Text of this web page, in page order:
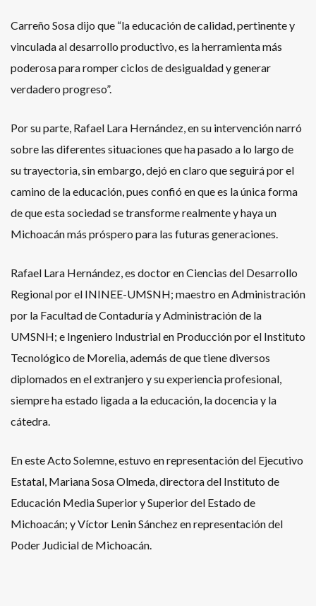
Carreño Sosa dijo que “la educación de calidad, pertinente y
vinculada al desarrollo productivo, es la herramienta más
poderosa para romper ciclos de desigualdad y generar
verdadero progreso”.
Por su parte, Rafael Lara Hernández, en su intervención narró
sobre las diferentes situaciones que ha pasado a lo largo de
su trayectoria, sin embargo, dejó en claro que seguirá por el
camino de la educación, pues confió en que es la única forma
de que esta sociedad se transforme realmente y haya un
Michoacán más próspero para las futuras generaciones.
Rafael Lara Hernández, es doctor en Ciencias del Desarrollo
Regional por el ININEE-UMSNH; maestro en Administración
por la Facultad de Contaduría y Administración de la
UMSNH; e Ingeniero Industrial en Producción por el Instituto
Tecnológico de Morelia, además de que tiene diversos
diplomados en el extranjero y su experiencia profesional,
siempre ha estado ligada a la educación, la docencia y la
cátedra.
En este Acto Solemne, estuvo en representación del Ejecutivo
Estatal, Mariana Sosa Olmeda, directora del Instituto de
Educación Media Superior y Superior del Estado de
Michoacán; y Víctor Lenin Sánchez en representación del
Poder Judicial de Michoacán.